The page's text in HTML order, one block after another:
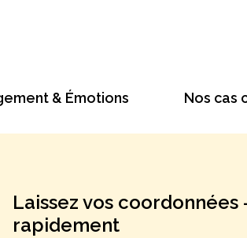
& Émotions Nos cas
Laissez vos
rapidement